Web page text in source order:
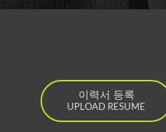
이력서 등록
UPLOAD RESUME